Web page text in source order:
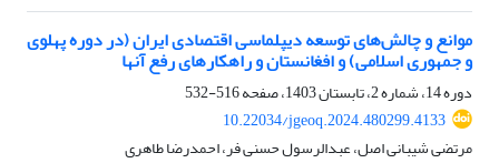
موانع و چالش‌های توسعه دیپلماسی اقتصادی ایران (در دوره پهلوی
و جمهوری اسلامی) و افغانستان و راهکارهای رفع آنها
دوره 14، شماره 2، تابستان 1403، صفحه
516-532
10.22034/jgeoq.2024.480299.4133
مرتضی شیبانی اصل، عبدالرسول حسنی فر، احمدرضا طاهری